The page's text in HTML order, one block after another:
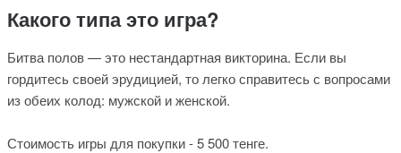
Какого типа это игра?
Битва полов — это нестандартная викторина. Если вы
гордитесь своей эрудицией, то легко справитесь с вопросами
из обеих колод: мужской и женской.
Стоимость игры для покупки - 5 500 тенге.